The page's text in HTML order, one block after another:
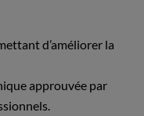
d’améliorer la
approuvée par